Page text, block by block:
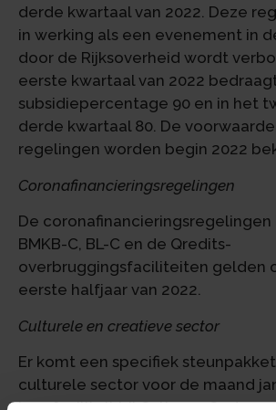
derde kwartaal van 2022. Deze
in werking als een evenement in
door de Rijksoverheid wordt
eerste kwartaal van 2022
subsidiepercentage 90 en in het
derde kwartaal 80. De
regelingen worden begin 2022
Coronafinancieringsregelingen
De coronafinancieringsregelingen
BMKB-C, BL-C en de Qredits-
overbruggingsfaciliteiten gelden
eerste halfjaar van 2022.
Culturele en creatieve sector
Er komt een specifiek
culturele sector voor de maand